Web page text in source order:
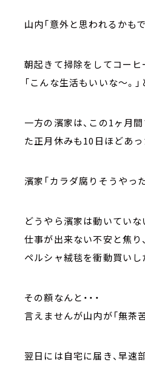
山内「意外と思われるかも
朝起きて掃除をしてコーヒ
「こんな生活もいいな～。
一方の濱家は、この1ヶ月
た正月休みも10日ほどあ
濱家「カラダ腐りそうやった
どうやら濱家は動いてい
仕事が出来ない不安と焦
ペルシャ絨毯を衝動買いし
その額なんと・・・
言えませんが山内が「無茶苦
翌日には自宅に届き、早速